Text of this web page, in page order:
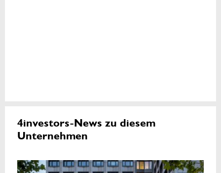
4investors-News zu diesem
Unternehmen